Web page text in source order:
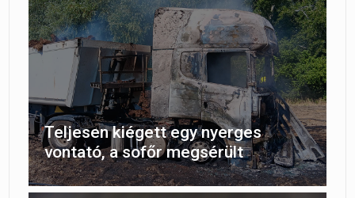
Teljesen kiégett egy nyerges
vontató, a sofőr megsérült